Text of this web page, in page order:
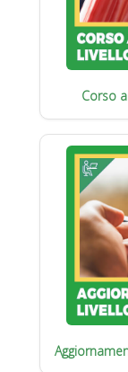
Corso